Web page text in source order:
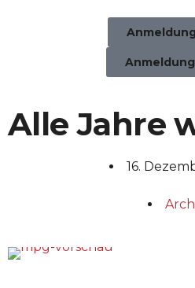
Anmeldung
Alle Jahre
16.